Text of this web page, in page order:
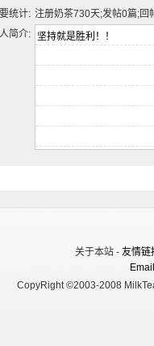
统计: 注册奶茶730天;发帖0篇;回
简介:
关于本站 - 友情链
CopyRight ©2003-2008